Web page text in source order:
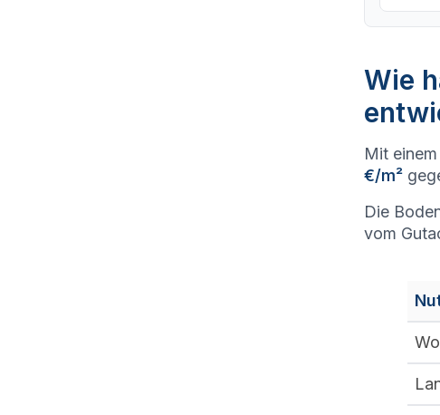
Wie
Mit
€/m²
Die
vom